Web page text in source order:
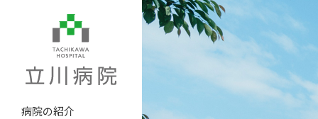
病院の紹介